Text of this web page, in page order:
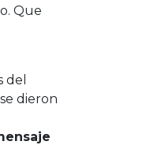
Que
del
dieron